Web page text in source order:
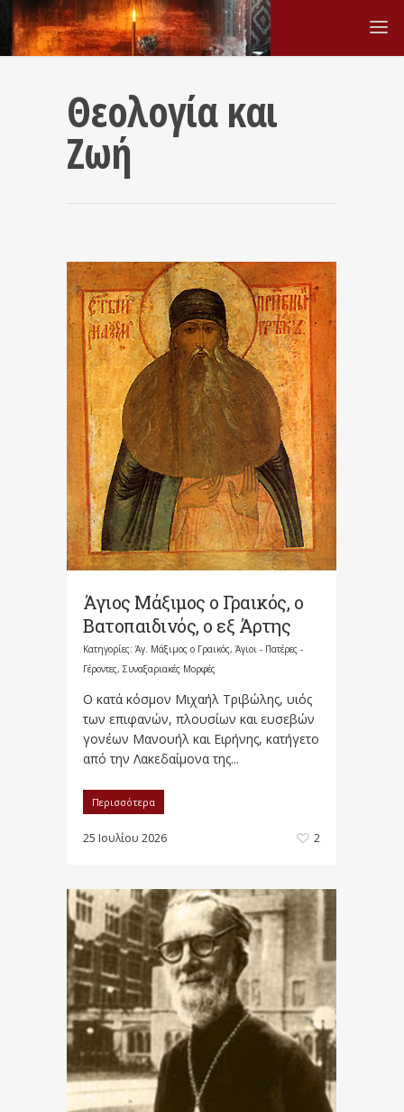
Θεολογία και
Ζωή
Άγιος Μάξιμος ο Γραικός, ο
Βατοπαιδινός, ο εξ Άρτης
Κατηγορίες: Άγ. Μάξιμος ο Γραικός, Άγιοι - Πατέρες -
Γέροντες, Συναξαριακές Μορφές
Ο κατά κόσμον Μιχαήλ Τριβώλης, υιός
των επιφανών, πλουσίων και ευσεβών
γονέων Μανουήλ και Ειρήνης, κατήγετο
από την Λακεδαίμονα της...
Περισσότερα
25 Ιουλίου 2026 2